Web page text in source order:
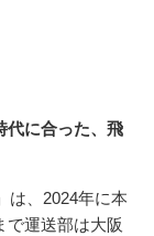
代に合った、飛
は、2024年に本
で運送部は大阪